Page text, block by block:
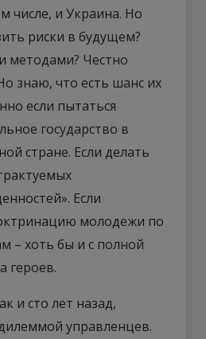
числе, и Украина. Но
риски в будущем?
методами? Честно
знаю, что есть шанс их
если пытаться
государство в
стране. Если делать
Если
молодежи по
– хоть бы и с полной
героев.
и сто лет назад,
управленцев.